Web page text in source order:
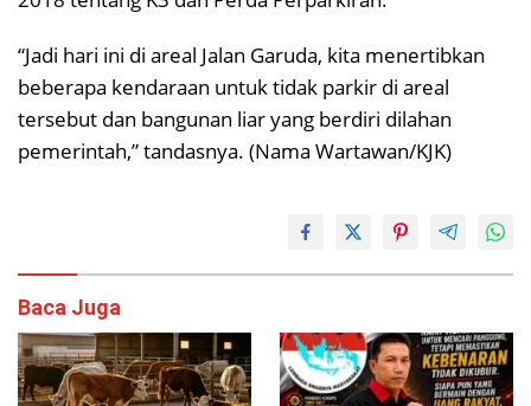
“Jadi hari ini di areal Jalan Garuda, kita menertibkan
beberapa kendaraan untuk tidak parkir di areal
tersebut dan bangunan liar yang berdiri dilahan
pemerintah,” tandasnya. (Nama Wartawan/KJK)
Baca Juga